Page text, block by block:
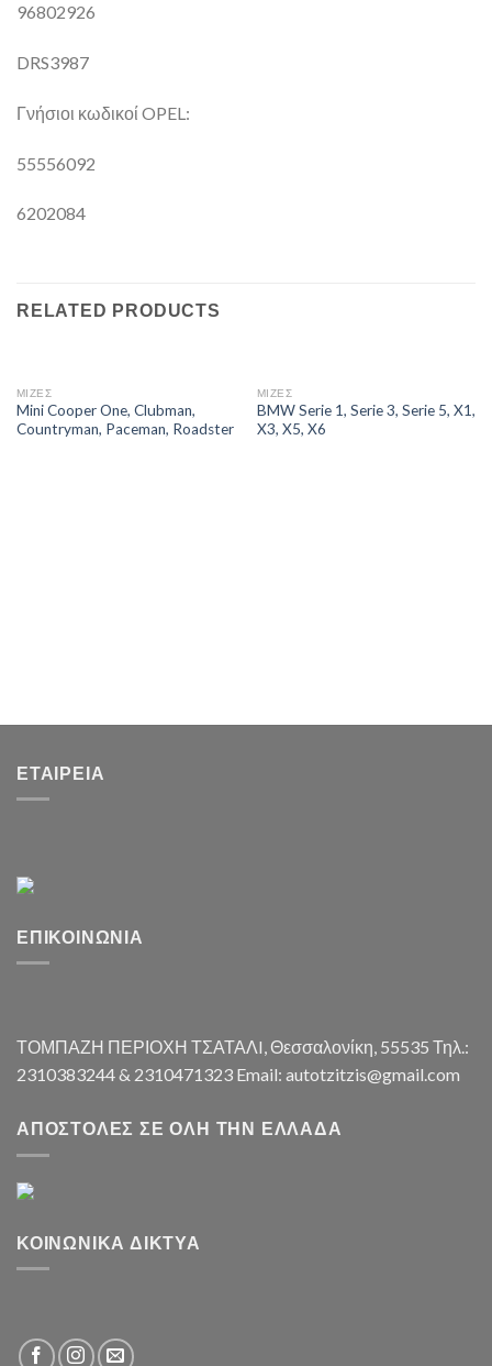
96802926
DRS3987
Γνήσιοι κωδικοί OPEL:
55556092
6202084
RELATED PRODUCTS
ΜΙΖΕΣ
Mini Cooper One, Clubman,
Countryman, Paceman, Roadster
ΜΙΖΕΣ
BMW Serie 1, Serie 3, Serie 5, X1,
X3, X5, X6
ΕΤΑΙΡΕΊΑ
ΕΠΙΚΟΙΝΩΝΊΑ
ΤΟΜΠΑΖΗ ΠΕΡΙΟΧΗ ΤΣΑΤΑΛI, Θεσσαλονίκη, 55535 Τηλ.:
2310383244 & 2310471323 Email: autotzitzis@gmail.com
ΑΠΟΣΤΟΛΈΣ ΣΕ ΌΛΗ ΤΗΝ ΕΛΛΆΔΑ
ΚΟΙΝΩΝΙΚΆ ΔΊΚΤΥΑ